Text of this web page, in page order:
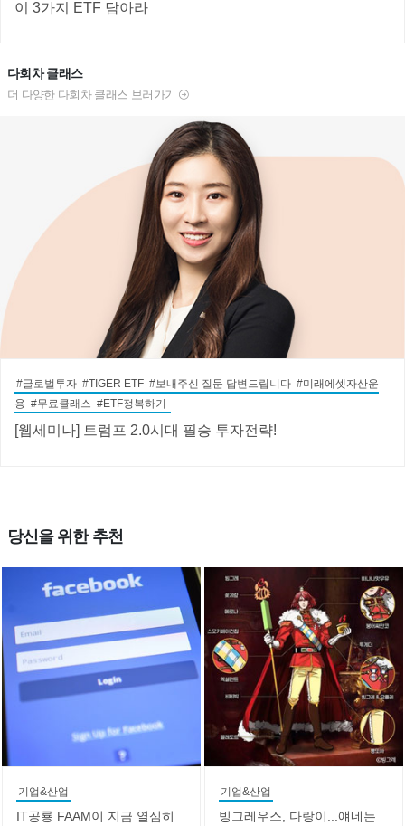
이 3가지 ETF 담아라
다회차 클래스
더 다양한 다회차 클래스 보러가기
#글로벌투자 #TIGER ETF #보내주신 질문 답변드립니다 #미래에셋자산운
용 #무료클래스 #ETF정복하기
[웹세미나] 트럼프 2.0시대 필승 투자전략!
당신을 위한 추천
기업&산업
IT공룡 FAAM이 지금 열심히
기업&산업
빙그레우스, 다랑이...얘네는